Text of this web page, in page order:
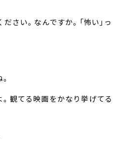
ださい。なんですか。「怖い」っ
。観てる映画をかなり挙げてる